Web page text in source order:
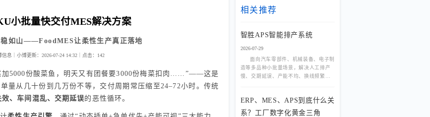
小批量快交付MES解决方案
稳如山——FoodMES让柔性生产真正落地
信息｜小博更新：2026-07-24 14:32｜ 点击： 142
加5000份酸菜鱼，明天又有团餐要3000份梅菜扣肉……”——这是
量从几十份到几万份不等，交付周期常压缩至24–72小时。传统
效、车间混乱、交期延误的恶性循环。
相关推荐
智胜APS智能排产系统
2026-07-29
面向汽车零部件、机械装备、电子制
造等多品种小批量场景，解决人工排产
慢、交期延误、产能不均、换线频繁等
ERP、MES、APS到底什么关
系？工厂数字化黄金三角